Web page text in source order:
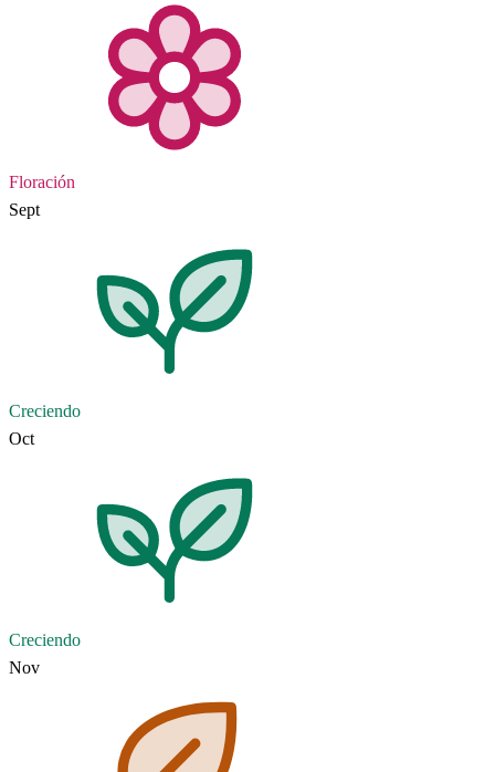
Floración
Sept
Creciendo
Oct
Creciendo
Nov